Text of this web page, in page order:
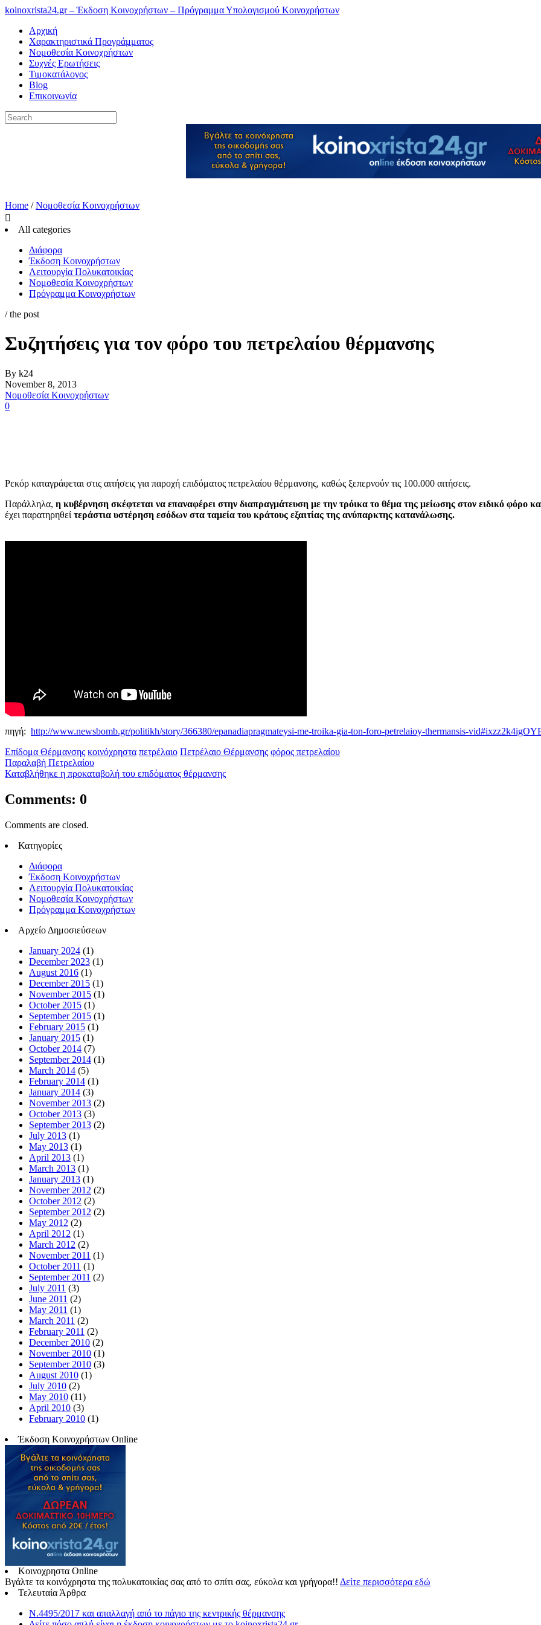
koinoxrista24.gr – Έκδοση Κοινοχρήστων – Πρόγραμμα Υπολογισμού Κοινοχρήστων
Αρχική
Χαρακτηριστικά Προγράμματος
Νομοθεσία Κοινοχρήστων
Συχνές Ερωτήσεις
Τιμοκατάλογος
Blog
Επικοινωνία
Home /Νομοθεσία Κοινοχρήστων

All categories
Διάφορα
Έκδοση Κοινοχρήστων
Λειτουργία Πολυκατοικίας
Νομοθεσία Κοινοχρήστων
Πρόγραμμα Κοινοχρήστων
/ the post
Συζητήσεις για τον φόρο του πετρελαίου θέρμανσης
By k24
November 8, 2013
Νομοθεσία Κοινοχρήστων
0
Ρεκόρ καταγράφεται στις αιτήσεις για παροχή επιδόματος πετρελαίου θέρμανσης, καθώς ξεπερνούν τις 100.000 αιτήσεις.
Παράλληλα, η κυβέρνηση σκέφτεται να επαναφέρει στην διαπραγμάτευση με την τρόικα το θέμα της μείωσης στον ειδικό φόρο
έχει παρατηρηθεί τεράστια υστέρηση εσόδων στα ταμεία του κράτους εξαιτίας της ανύπαρκτης κατανάλωσης.
πηγή: http://www.newsbomb.gr/politikh/story/366380/epanadiapragmateysi-me-troika-gia-ton-foro-petrelaioy-thermansis-
Επίδομα Θέρμανσης κοινόχρηστα πετρέλαιο Πετρέλαιο Θέρμανσης φόρος πετρελαίου
Παραλαβή Πετρελαίου
Καταβλήθηκε η προκαταβολή του επιδόματος θέρμανσης
Comments: 0
Comments are closed.
Κατηγορίες
Διάφορα
Έκδοση Κοινοχρήστων
Λειτουργία Πολυκατοικίας
Νομοθεσία Κοινοχρήστων
Πρόγραμμα Κοινοχρήστων
Αρχείο Δημοσιεύσεων
January 2024 (1)
December 2023 (1)
August 2016 (1)
December 2015 (1)
November 2015 (1)
October 2015 (1)
September 2015 (1)
February 2015 (1)
January 2015 (1)
October 2014 (7)
September 2014 (1)
March 2014 (5)
February 2014 (1)
January 2014 (3)
November 2013 (2)
October 2013 (3)
September 2013 (2)
July 2013 (1)
May 2013 (1)
April 2013 (1)
March 2013 (1)
January 2013 (1)
November 2012 (2)
October 2012 (2)
September 2012 (2)
May 2012 (2)
April 2012 (1)
March 2012 (2)
November 2011 (1)
October 2011 (1)
September 2011 (2)
July 2011 (3)
June 2011 (2)
May 2011 (1)
March 2011 (2)
February 2011 (2)
December 2010 (2)
November 2010 (1)
September 2010 (3)
August 2010 (1)
July 2010 (2)
May 2010 (11)
April 2010 (3)
February 2010 (1)
Έκδοση Κοινοχρήστων Online
Κοινοχρηστα Online
Βγάλτε τα κοινόχρηστα της πολυκατοικίας σας από το σπίτι σας, εύκολα και γρήγορα!! Δείτε περισσότερα εδώ
Τελευταία Άρθρα
Ν.4495/2017 και απαλλαγή από το πάγιο της κεντρικής θέρμανσης